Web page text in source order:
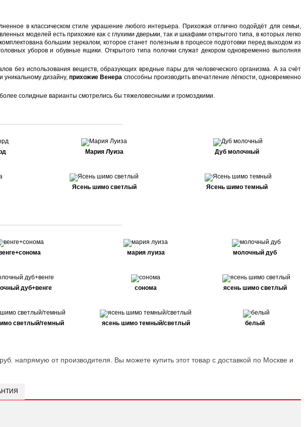
в классическом стиле украшение любого интерьера. Прихожая отлично подойдёт для семьи,
моделей есть прихожие как с глухими дверьми, так и шкафами открытого типа, в которых легко
большим зеркалом, которое станет полезным в процессе подготовки перед выходом из
уборов и обувные ящики. Открытого типа полочки служат декором одновременно выполняя
без использования веществ, образующих вредные пары для человеческого организма. А за счёт
уникальному дизайну,прихожие Венера способны производить впечатление лёгкости, одновременно
солидные варианты смотрелись бы тяжеловесными и громоздкими.
Мария Луиза Дуб молочный
Ясень шимо светлый Ясень шимо темный
мария луиза молочный дуб
дуб+венге сонома ясень шимо светлый
светлый/темный ясень шимо темный/светлый белый
напрямую от производителя. Вы можете купить этот товар с доставкой по Москве и